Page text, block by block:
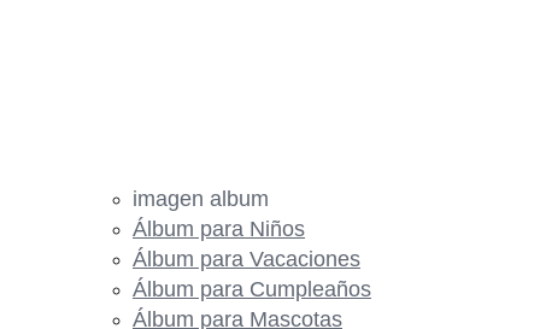
imagen album
Álbum para Niños
Álbum para Vacaciones
Álbum para Cumpleaños
Álbum para Mascotas